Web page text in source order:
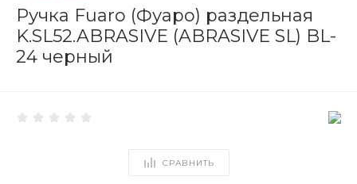
Ручка Fuaro (Фуаро) раздельная
K.SL52.ABRASIVE (ABRASIVE SL) BL-
24 черный
СРАВНИТЬ